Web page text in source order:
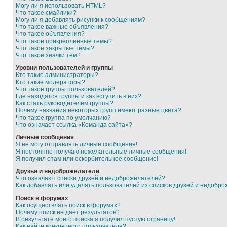
Могу ли я использовать HTML?
Что такое смайлики?
Могу ли я добавлять рисунки к сообщениям?
Что такое важные объявления?
Что такое объявления?
Что такое прикрепленные темы?
Что такое закрытые темы?
Что такое значки тем?
Уровни пользователей и группы
Кто такие администраторы?
Кто такие модераторы?
Что такое группы пользователей?
Где находятся группы и как вступить в них?
Как стать руководителем группы?
Почему названия некоторых групп имеют разные цвета?
Что такое группа по умолчанию?
Что означает ссылка «Команда сайта»?
Личные сообщения
Я не могу отправлять личные сообщения!
Я постоянно получаю нежелательные личные сообщения!
Я получил спам или оскорбительное сообщение!
Друзья и недоброжелатели
Что означают списки друзей и недоброжелателей?
Как добавлять или удалять пользователей из списков друзей и
Поиск в форумах
Как осуществлять поиск в форумах?
Почему поиск не дает результатов?
В результате моего поиска я получил пустую страницу!